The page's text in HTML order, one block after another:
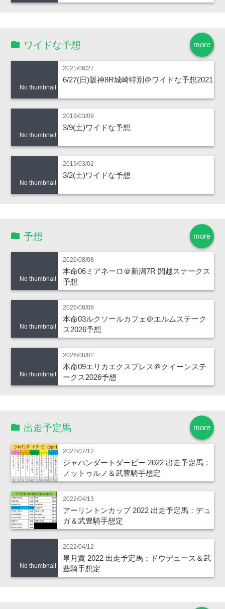
more
ワイドな予想
No thumbnail
2021/06/27
6/27(日)阪神8R城崎特別＠ワイドな予想2021
No thumbnail
2019/03/09
3/9(土)ワイドな予想
No thumbnail
2019/03/02
3/2(土)ワイドな予想
more
予想
No thumbnail
2026/08/08
本命06ミアネーロ＠新潟7R 関越ステークス
予想
No thumbnail
2026/08/08
本命03ルクソールカフェ＠エルムステーク
ス2026予想
No thumbnail
2026/08/02
本命09エリカエクスプレス＠クイーンステ
ークス2026予想
more
出走予定馬
2022/07/12
ジャパンダートダービー 2022 出走予定馬：
ノットゥルノ＆武豊騎手想定
2022/04/13
アーリントンカップ 2022 出走予定馬：デュ
ガ＆武豊騎手想定
No thumbnail
2022/04/12
皐月賞 2022 出走予定馬：ドウデュース＆武
豊騎手想定